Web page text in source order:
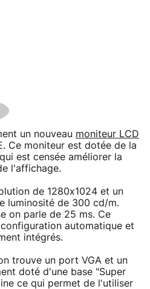
un nouveau moniteur LCD
Ce moniteur est dotée de la
est censée améliorer la
l'affichage.
de 1280x1024 et un
luminosité de 300 cd/m.
on parle de 25 ms. Ce
automatique et
intégrés.
trouve un port VGA et un
doté d'une base "Super
ce qui permet de l'utiliser